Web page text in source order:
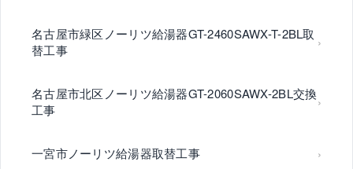
名古屋市緑区ノーリツ給湯器GT-2460SAWX-T-2BL取
替工事
名古屋市北区ノーリツ給湯器GT-2060SAWX-2BL交換
工事
一宮市ノーリツ給湯器取替工事